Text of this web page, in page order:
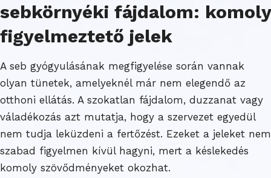
sebkörnyéki fájdalom: komoly
figyelmeztető jelek
A seb gyógyulásának megfigyelése során vannak
olyan tünetek, amelyeknél már nem elegendő az
otthoni ellátás. A szokatlan fájdalom, duzzanat vagy
váladékozás azt mutatja, hogy a szervezet egyedül
nem tudja leküzdeni a fertőzést. Ezeket a jeleket nem
szabad figyelmen kívül hagyni, mert a késlekedés
komoly szövődményeket okozhat.